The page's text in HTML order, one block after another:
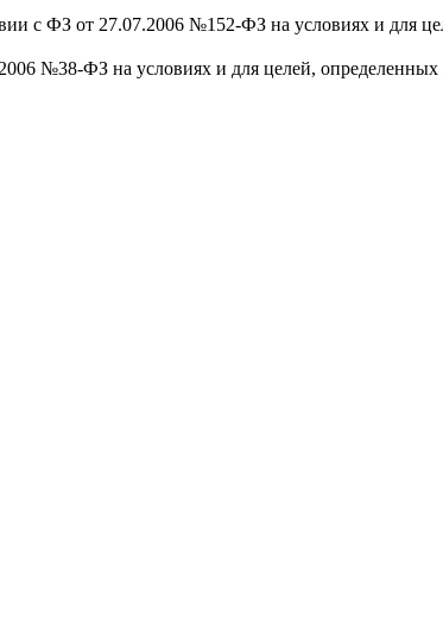
с ФЗ от 27.07.2006 №152-ФЗ на условиях и для
№38-ФЗ на условиях и для целей, определенных